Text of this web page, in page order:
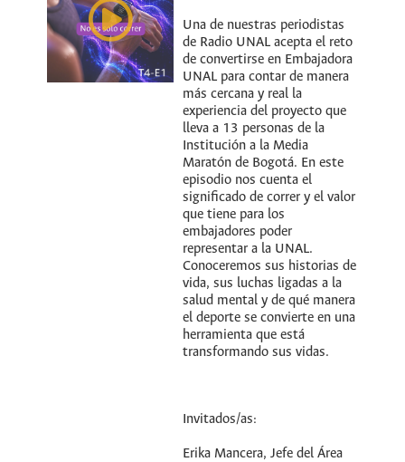
Una de nuestras periodistas
de Radio UNAL acepta el reto
de convertirse en Embajadora
UNAL para contar de manera
más cercana y real la
experiencia del proyecto que
lleva a 13 personas de la
Institución a la Media
Maratón de Bogotá. En este
episodio nos cuenta el
significado de correr y el valor
que tiene para los
embajadores poder
representar a la UNAL.
Conoceremos sus historias de
vida, sus luchas ligadas a la
salud mental y de qué manera
el deporte se convierte en una
herramienta que está
transformando sus vidas.
Invitados/as:
Erika Mancera, Jefe del Área